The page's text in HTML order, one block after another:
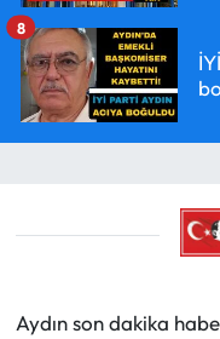
8
Aydın son dakika